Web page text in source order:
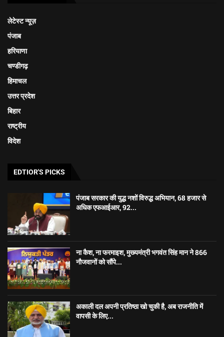
लेटेस्ट न्यूज़
पंजाब
हरियाणा
चण्डीगढ़
हिमाचल
उत्तर प्रदेश
बिहार
राष्ट्रीय
विदेश
EDTIOR'S PICKS
पंजाब सरकार की युद्ध नशों विरुद्ध अभियान, 68 हजार से
अधिक एफआईआर, 92...
ना कैश, ना फरमाइश, मुख्यमंत्री भगवंत सिंह मान ने 866
नौजवानों को सौंपे...
अकाली दल अपनी प्रतिष्ठा खो चुकी है, अब राजनीति में
वापसी के लिए...